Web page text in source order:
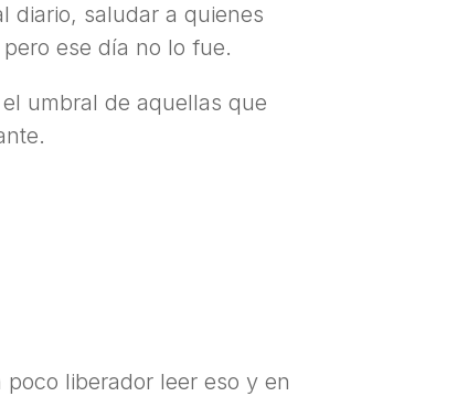
diario, saludar a quienes
ese día no lo fue.
umbral de aquellas que
liberador leer eso y en